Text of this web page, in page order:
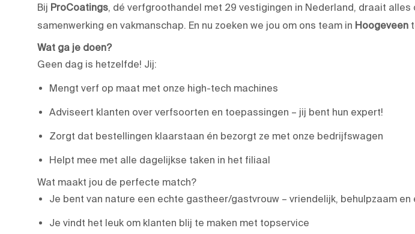
Bij ProCoatings, dé verfgroothandel met 29 vestigingen in Nederland, draait alles
samenwerking en vakmanschap. En nu zoeken we jou om ons team in Hoogeveen
Wat ga je doen?
Geen dag is hetzelfde! Jij:
Mengt verf op maat met onze high-tech machines
Adviseert klanten over verfsoorten en toepassingen – jij bent hun expert!
Zorgt dat bestellingen klaarstaan én bezorgt ze met onze bedrijfswagen
Helpt mee met alle dagelijkse taken in het filiaal
Wat maakt jou de perfecte match?
Je bent van nature een echte gastheer/gastvrouw – vriendelijk, behulpzaam en
Je vindt het leuk om klanten blij te maken met topservice